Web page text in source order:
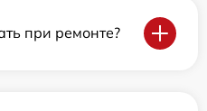
при ремонте?